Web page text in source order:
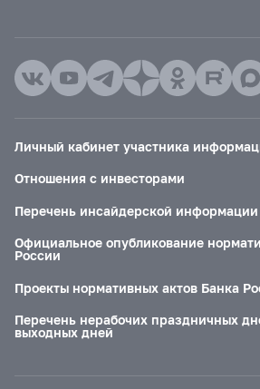
Личный кабинет участника
Отношения с инвесторами
Перечень инсайдерской
Официальное опубликование
России
Проекты нормативных актов Банка
Перечень нерабочих праздничных
выходных дней